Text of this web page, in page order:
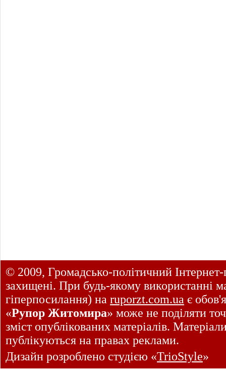
© 2009, Громадсько-політичний
захищені. При будь-якому використанні
гіперпосилання) на ruporzt.com.ua є
«Рупор Житомира» може не поділяти
зміст опублікованих матеріалів.
публікуються на правах реклами.
Дизайн розроблено студією «TrioStyle»